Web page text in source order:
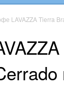
LAVAZZA Tierra